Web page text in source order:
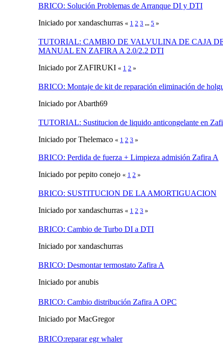
BRICO: Solución Problemas de Arranque DI y DTI
Iniciado por xandaschurras « 1 2 3 ... 5 »
TUTORIAL: CAMBIO DE VALVULINA DE CAJA
MANUAL EN ZAFIRA A 2.0/2.2 DTI
Iniciado por ZAFIRUKI « 1 2 »
BRICO: Montaje de kit de reparación eliminación de
Iniciado por Abarth69
TUTORIAL: Sustitucion de liquido anticongelante en
Iniciado por Thelemaco « 1 2 3 »
BRICO: Perdida de fuerza + Limpieza admisión Zafira A
Iniciado por pepito conejo « 1 2 »
BRICO: SUSTITUCION DE LA AMORTIGUACION
Iniciado por xandaschurras « 1 2 3 »
BRICO: Cambio de Turbo DI a DTI
Iniciado por xandaschurras
BRICO: Desmontar termostato Zafira A
Iniciado por anubis
BRICO: Cambio distribución Zafira A OPC
Iniciado por MacGregor
BRICO:reparar egr whaler